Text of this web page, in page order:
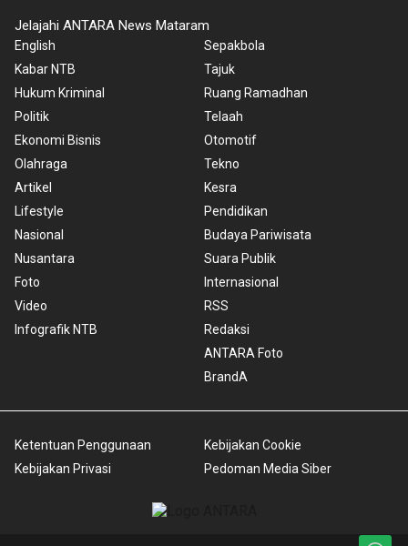
Jelajahi ANTARA News Mataram
English
Kabar NTB
Hukum Kriminal
Politik
Ekonomi Bisnis
Olahraga
Artikel
Lifestyle
Nasional
Nusantara
Foto
Video
Infografik NTB
Sepakbola
Tajuk
Ruang Ramadhan
Telaah
Otomotif
Tekno
Kesra
Pendidikan
Budaya Pariwisata
Suara Publik
Internasional
RSS
Redaksi
ANTARA Foto
BrandA
Ketentuan Penggunaan
Kebijakan Privasi
Kebijakan Cookie
Pedoman Media Siber